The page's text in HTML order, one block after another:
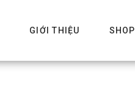
GIỚI THIỆU SHOP